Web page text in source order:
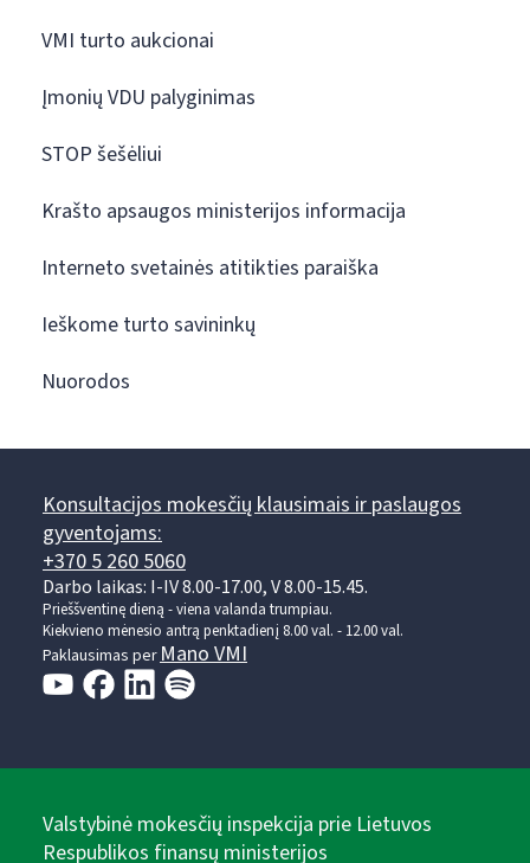
VMI turto aukcionai
Įmonių VDU palyginimas
STOP šešėliui
Krašto apsaugos ministerijos informacija
Interneto svetainės atitikties paraiška
Ieškome turto savininkų
Nuorodos
Konsultacijos mokesčių klausimais ir paslaugos
gyventojams:
+370 5 260 5060
Darbo laikas: I-IV 8.00-17.00, V 8.00-15.45.
Prieššventinę dieną - viena valanda trumpiau.
Kiekvieno mėnesio antrą penktadienį 8.00 val. - 12.00 val.
Paklausimas perMano VMI
Valstybinė mokesčių inspekcija prie Lietuvos
Respublikos finansų ministerijos